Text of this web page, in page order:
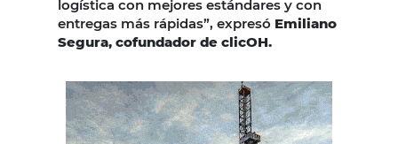
logística con mejores estándares y con
entregas más rápidas”, expresó Emiliano
Segura, cofundador de clicOH.